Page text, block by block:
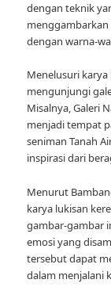
dengan teknik
dengan warna-
Menelusuri
mengunjungi
Misalnya, Galeri
menjadi tempat
seniman Tanah
inspirasi dari
Menurut
karya lukisan
gambar-gambar
emosi yang
tersebut dapat
dalam menjalani